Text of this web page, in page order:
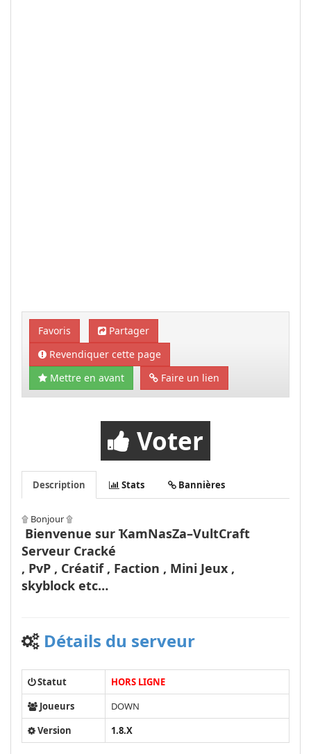
Favoris
Partager
Revendiquer cette page
Mettre en avant
Faire un lien
Voter
Description Stats Bannières
۩ Bonjour ۩
Bienvenue sur ҠamNasZa–VultCraft
Serveur Cracké
, PvP , Créatif , Faction , Mini Jeux ,
skyblock etc…
Détails du serveur
Statut
HORS LIGNE
Joueurs
DOWN
Version
1.8.X